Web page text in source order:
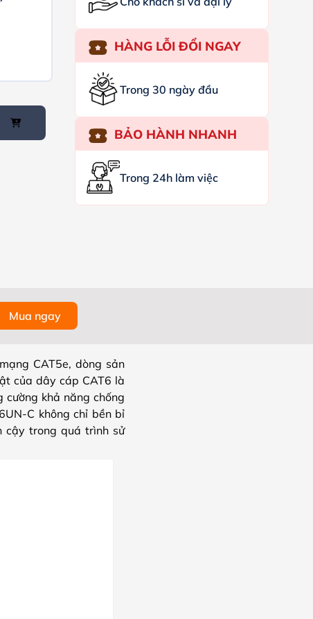
HÀNG LỖI ĐỔI NGAY
Trong 30 ngày đầu
BẢO HÀNH NHANH
Trong 24h làm việc
Mua ngay
CAT5e, dòng sản
của dây cáp CAT6 là
khả năng chống
C không chỉ bền bỉ
cậy trong quá trình sử